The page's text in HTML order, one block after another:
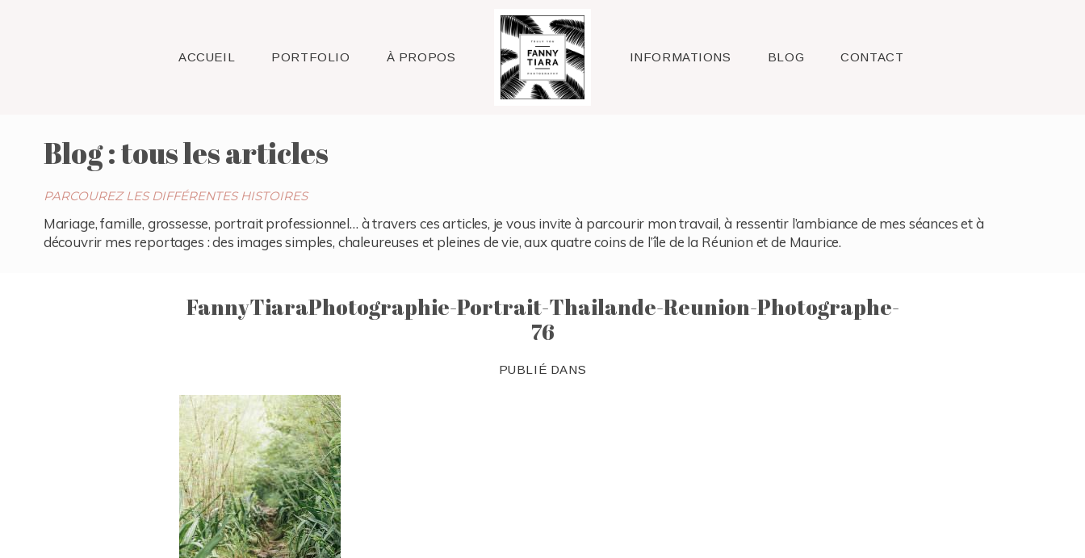
ACCUEIL PORTFOLIO À PROPOS Raleigh INFORMATIONS BLOG CONTACT
Blog : tous les articles
PARCOUREZ LES DIFFÉRENTES HISTOIRES
Mariage, famille, grossesse, portrait professionnel… à travers ces articles, je vous invite à parcourir mon travail, à ressentir l’ambiance de mes séances et à
découvrir mes reportages : des images simples, chaleureuses et pleines de vie, aux quatre coins de l’île de la Réunion et de Maurice.
FannyTiaraPhotographie-Portrait-Thailande-Reunion-Photographe-
76
PUBLIÉ DANS